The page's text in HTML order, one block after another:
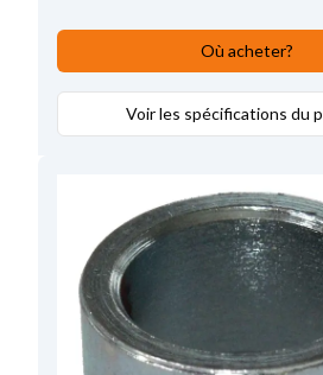
Où acheter?
Voir les spécifications du